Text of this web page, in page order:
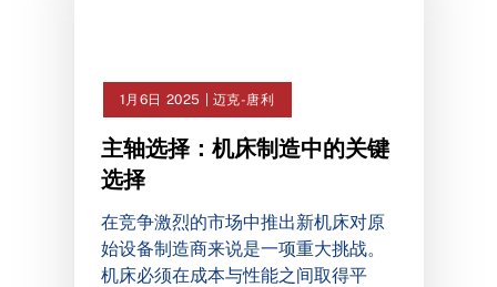
1月6日 2025 | 迈克-唐利
主轴选择：机床制造中的关键
选择
在竞争激烈的市场中推出新机床对原
始设备制造商来说是一项重大挑战。
机床必须在成本与性能之间取得平